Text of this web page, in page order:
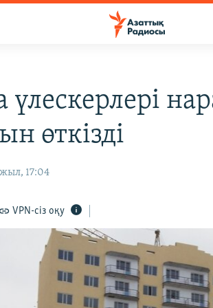
үлескерлері
өткізді
17:04
VPN-сіз оқу